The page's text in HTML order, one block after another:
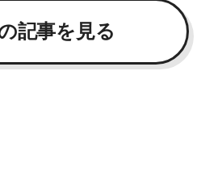
記事を見る